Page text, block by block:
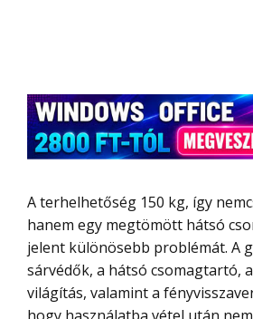
A terhelhetőség 150 kg, így nemcsak a kerékpáros,
hanem egy megtömött hátsó
jelent különösebb problémát. A
sárvédők, a hátsó csomagtartó,
világítás, valamint a
hogy használatba vétel után